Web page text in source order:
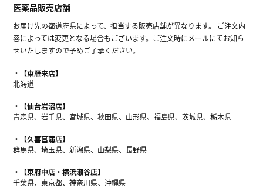
医薬品販売店舗
お届け先の都道府県によって、担当する販売店舗が異なります。 ご注文内
容によっては変更となる場合もございます。ご注文時にメールにてお知ら
せいたしますので予めご了承ください。
【東雁来店】
北海道
【仙台岩沼店】
青森県、岩手県、宮城県、秋田県、山形県、福島県、茨城県、栃木県
【久喜菖蒲店】
群馬県、埼玉県、新潟県、山梨県、長野県
【東府中店・横浜瀬谷店】
千葉県、東京都、神奈川県、沖縄県